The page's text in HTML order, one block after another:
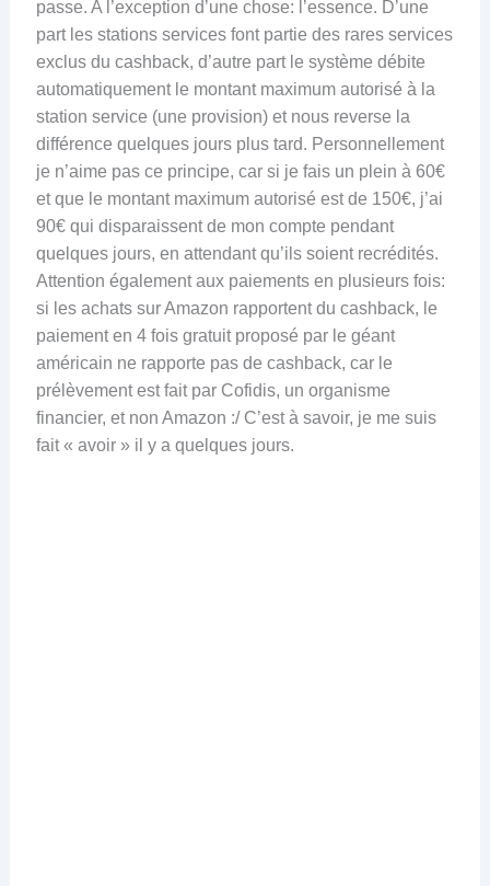
passe. A l’exception d’une chose: l’essence. D’une
part les stations services font partie des rares services
exclus du cashback, d’autre part le système débite
automatiquement le montant maximum autorisé à la
station service (une provision) et nous reverse la
différence quelques jours plus tard. Personnellement
je n’aime pas ce principe, car si je fais un plein à 60€
et que le montant maximum autorisé est de 150€, j’ai
90€ qui disparaissent de mon compte pendant
quelques jours, en attendant qu’ils soient recrédités.
Attention également aux paiements en plusieurs fois:
si les achats sur Amazon rapportent du cashback, le
paiement en 4 fois gratuit proposé par le géant
américain ne rapporte pas de cashback, car le
prélèvement est fait par Cofidis, un organisme
financier, et non Amazon :/ C’est à savoir, je me suis
fait « avoir » il y a quelques jours.